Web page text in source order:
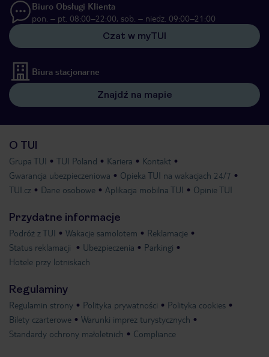
Biuro Obsługi Klienta
pon. – pt. 08:00–22:00, sob. – niedz. 09:00–21:00
Czat w myTUI
Biura stacjonarne
Znajdź na mapie
O TUI
Grupa TUI TUI Poland Kariera
Kontakt
Gwarancja ubezpieczeniowa
Opieka TUI na wakacjach 24/7
TUI.cz
Dane osobowe Aplikacja mobilna TUI Opinie TUI
Przydatne informacje
Podróż z TUI Wakacje samolotem
Reklamacje
Status reklamacji
Ubezpieczenia
Parkingi
Hotele przy lotniskach
Regulaminy
Regulamin strony Polityka prywatności
Polityka cookies
Bilety czarterowe
Warunki imprez turystycznych
Standardy ochrony małoletnich
Compliance